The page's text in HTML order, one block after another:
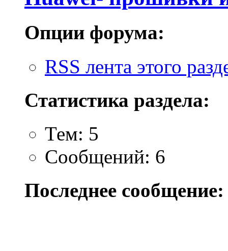
Опции форума:
RSS лента этого
Статистика раздела:
Тем: 5
Сообщений: 6
Последнее сообщение: